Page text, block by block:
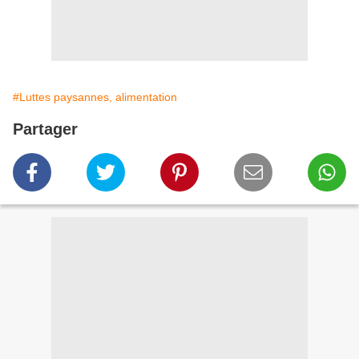
#Luttes paysannes, alimentation
Partager